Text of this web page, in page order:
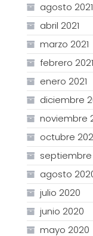
agosto 2021
abril 2021
marzo 2021
febrero 2021
enero 2021
diciembre
noviembre
octubre
septiembre
agosto
julio 2020
junio 2020
mayo 2020